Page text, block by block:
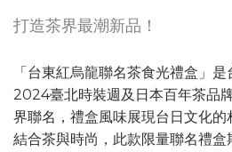
打造茶界最潮新品！
「台東紅烏龍聯名茶食光禮盒」
2024臺北時裝週及日本百年茶品
界聯名，禮盒風味展現台日文化
結合茶與時尚，此款限量聯名禮